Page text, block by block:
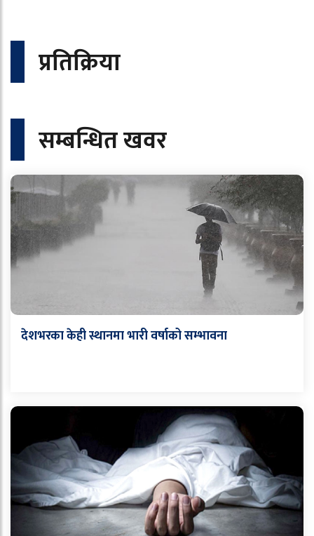
प्रतिक्रिया
सम्बन्धित खवर
देशभरका केही स्थानमा भारी वर्षाको सम्भावना